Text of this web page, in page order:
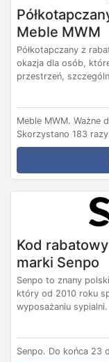
Meble MWM
Półkotapczany z
okazja dla osób,
przestrzeń,
Meble MWM. Ważne
Skorzystano 183 razy.
Kod
marki Senpo
Senpo to znany
który od 2010 roku
wyposażaniu
Senpo. Do końca 23